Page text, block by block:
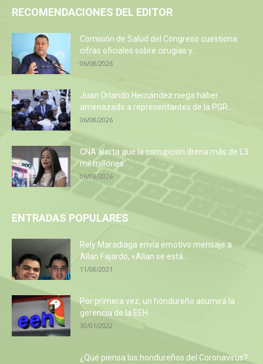
RECOMENDACIONES DEL EDITOR
Comisión de Salud del Congreso cuestiona
cifras oficiales sobre cirugías y...
06/08/2026
Juan Orlando Hernández niega haber
amenazado a representantes de la PGR...
06/08/2026
CNA alerta que la corrupción drena más de L3
mil millones...
06/08/2026
ENTRADAS POPULARES
Rely Maradiaga envía emotivo mensaje a
Allan Fajardo, «Allan se está...
11/08/2021
Por primera vez, un hondureño asumirá la
gerencia de la EEH
30/01/2022
¿Qué piensa los hondureños del Coronavirus?